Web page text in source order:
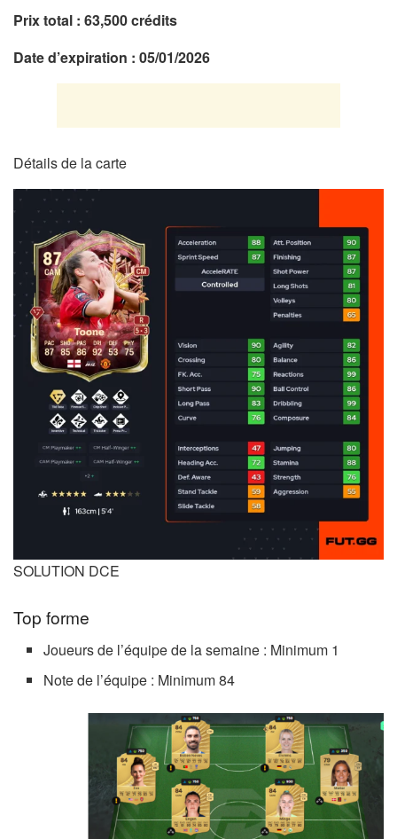
Prix total : 63,500crédits
Date d’expiration : 05/01/2026
Détails de la carte
SOLUTION DCE
Top forme
Joueurs de l’équipe de la semaine : Minimum 1
Note de l’équipe : Minimum 84